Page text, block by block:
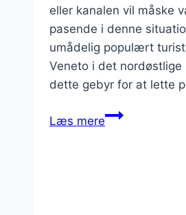
eller kanalen vil måske
pasende i denne
umådelig populært
Veneto i det nordøstlige
dette gebyr for at lette
Læs mereVenedig